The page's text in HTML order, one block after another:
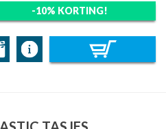
-10% KORTING!